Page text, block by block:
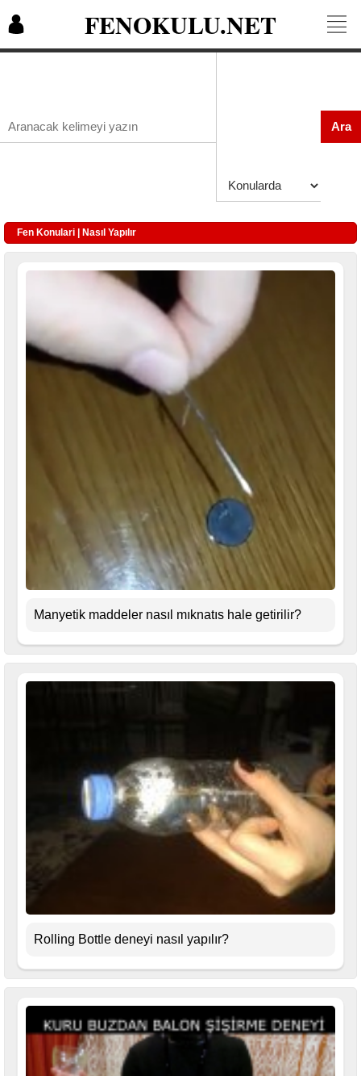
FENOKULU.NET
Ara
Fen Konulari | Nasıl Yapılır
Manyetik maddeler nasıl mıknatıs hale getirilir?
Rolling Bottle deneyi nasıl yapılır?